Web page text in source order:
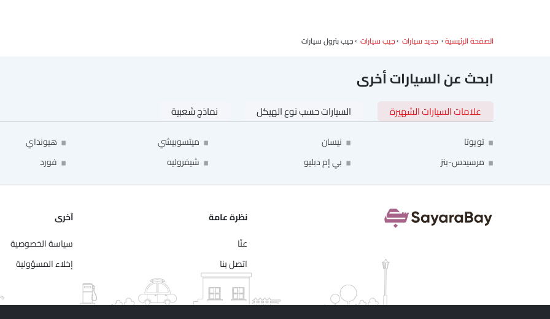
الصفحة الرئيسية جديد سيارات جيب سيارات جيب بترول سيارات
ابحث عن السيارات أخرى
علامات السيارات الشهيرة السيارات حسب نوع الهيكل نماذج شعبية
تويوتا نيسان ميتسوبيشي هيونداي
مرسيدس-بنز
بي إم دبليو شيفروليه فورد
نظرة عامة
عنّا
اتصل بنا
آخرى
سياسة الخصوصية
إخلاء المسؤولية